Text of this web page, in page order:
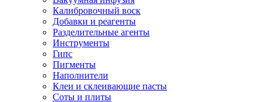
Калибровочный воск
Добавки и реагенты
Разделительные агенты
Инструменты
Гипс
Пигменты
Наполнители
Клеи и склеивающие пасты
Соты и плиты